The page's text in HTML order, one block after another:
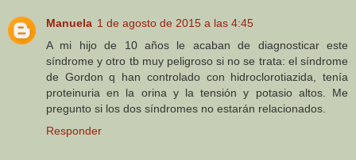
Manuela 1 de agosto de 2015 a las 4:45
A mi hijo de 10 años le acaban de diagnosticar este
síndrome y otro tb muy peligroso si no se trata: el síndrome
de Gordon q han controlado con hidroclorotiazida, tenía
proteinuria en la orina y la tensión y potasio altos. Me
pregunto si los dos síndromes no estarán relacionados.
Responder